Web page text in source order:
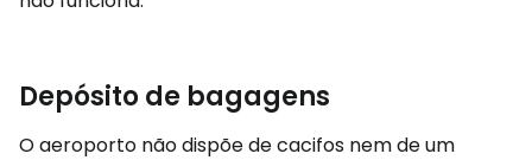
Depósito de bagagens
O aeroporto não dispõe de cacifos nem de um